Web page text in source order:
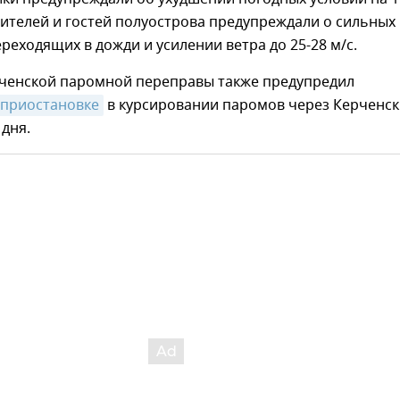
и гостей полуострова предупреждали о сильных
в дожди и усилении ветра до 25-28 м/с.
паромной переправы также предупредил
в курсировании паромов через